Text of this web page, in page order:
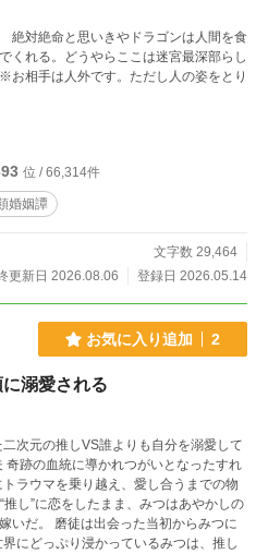
対絶命と思いきやドラゴンは人間を食
くれる。どうやらここは迷宮最深部らし
相手は人外です。ただし人の姿をとり
位 / 66,314件
婚姻譚
文字数 29,464
更新日 2026.08.06
登録日 2026.05.14
お気に入り追加 2
溺愛される
次元の推しVS誰よりも自分を溺愛して
奇跡の血統に導かれつがいとなったすれ
ラウマを乗り越え、愛し合うまでの物
いだ。 磨徒は出会った当初からみつに
にどっぷり浸かっているみつは、推し